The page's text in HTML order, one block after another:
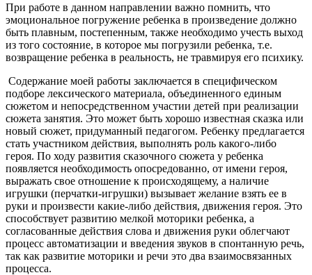
При работе в данном направлении важно помнить, что
эмоциональное погружение ребенка в произведение должно
быть плавным, постепенным, также необходимо учесть выход
из того состояние, в которое мы погрузили ребенка, т.е.
возвращение ребенка в реальность, не травмируя его психику.
Содержание моей работы заключается в специфическом
подборе лексического материала, объединенного единым
сюжетом и непосредственном участии детей при реализации
сюжета занятия. Это может быть хорошо известная сказка или
новый сюжет, придуманный педагогом. Ребенку предлагается
стать участником действия, выполнять роль какого-либо
героя. По ходу развития сказочного сюжета у ребенка
появляется необходимость опосредованно, от имени героя,
выражать свое отношение к происходящему, а наличие
игрушки (перчатки-игрушки) вызывает желание взять ее в
руки и произвести какие-либо действия, движения героя. Это
способствует развитию мелкой моторики ребенка, а
согласованные действия слова и движения руки облегчают
процесс автоматизации и введения звуков в спонтанную речь,
так как развитие моторики и речи это два взаимосвязанных
процесса.